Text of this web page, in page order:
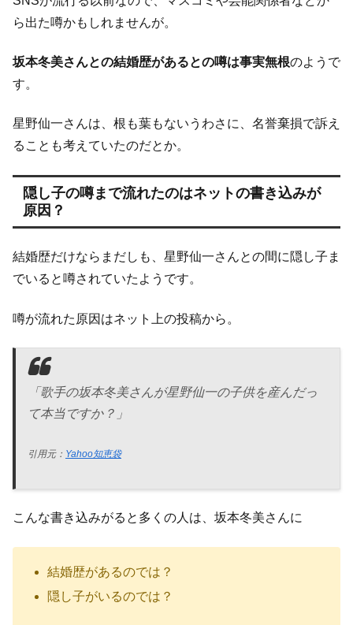
ら出た噂かもしれませんが。
坂本冬美さんとの結婚歴があるとの噂は事実無根のようで
す。
星野仙一さんは、根も葉もないうわさに、名誉棄損で訴え
ることも考えていたのだとか。
隠し子の噂まで流れたのはネットの書き込みが
原因？
結婚歴だけならまだしも、星野仙一さんとの間に隠し子ま
でいると噂されていたようです。
噂が流れた原因はネット上の投稿から。
「歌手の坂本冬美さんが星野仙一の子供を産んだっ
て本当ですか？」
引用元： Yahoo知恵袋
こんな書き込みがると多くの人は、坂本冬美さんに
結婚歴があるのでは？
隠し子がいるのでは？